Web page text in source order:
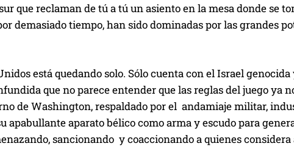
que reclaman de tú a tú un asiento en la mesa donde se
demasiado tiempo, han sido dominadas por las grandes
está quedando solo. Sólo cuenta con el Israel
que no parece entender que las reglas del juego ya
de Washington, respaldado por el andamiaje militar,
apabullante aparato bélico como arma y escudo para
sancionando y coaccionando a quienes